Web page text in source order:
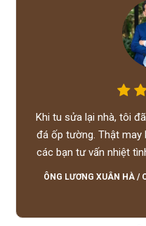
Khi tu sửa lại nhà, tôi
đá ốp tường. Thật may
các bạn tư vấn nhiệt
lượng tốt, giá
ÔNG LƯƠNG XUÂN HÀ /